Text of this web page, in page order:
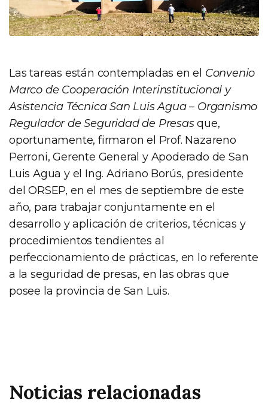
Las tareas están contempladas en el Convenio
Marco de Cooperación Interinstitucional y
Asistencia Técnica San Luis Agua – Organismo
Regulador de Seguridad de Presasque,
oportunamente, firmaron el Prof. Nazareno
Perroni, Gerente General y Apoderado de San
Luis Agua y el Ing. Adriano Borús, presidente
del ORSEP, en el mes de septiembre de este
año, para trabajar conjuntamente en el
desarrollo y aplicación de criterios, técnicas y
procedimientos tendientes al
perfeccionamiento de prácticas, en lo referente
a la seguridad de presas, en las obras que
posee la provincia de San Luis.
Noticias relacionadas